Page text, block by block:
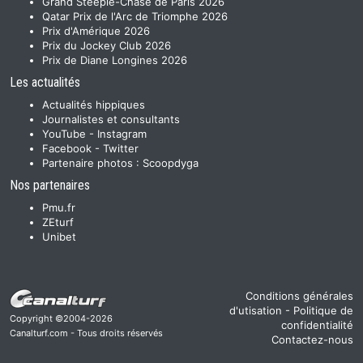
Qatar Prix de l'Arc de Triomphe 2026
Prix d'Amérique 2026
Prix du Jockey Club 2026
Prix de Diane Longines 2026
Les actualités
Actualités hippiques
Journalistes et consultants
YouTube - Instagram
Facebook - Twitter
Partenaire photos : Scoopdyga
Nos partenaires
Pmu.fr
ZEturf
Unibet
Copyright ©2004-2026
Canalturf.com - Tous droits réservés
Conditions générales
d'utisation - Politique de
confidentialité
Contactez-nous